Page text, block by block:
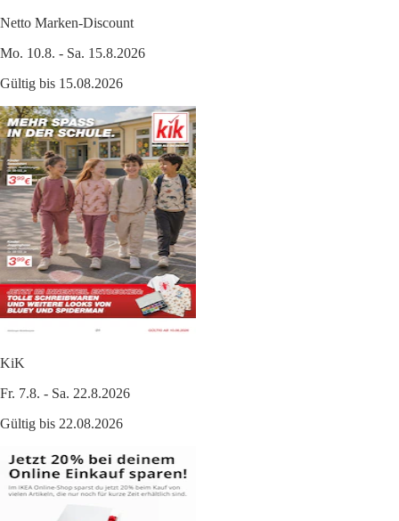
Netto Marken-Discount
Mo. 10.8. - Sa. 15.8.2026
Gültig bis 15.08.2026
KiK
Fr. 7.8. - Sa. 22.8.2026
Gültig bis 22.08.2026